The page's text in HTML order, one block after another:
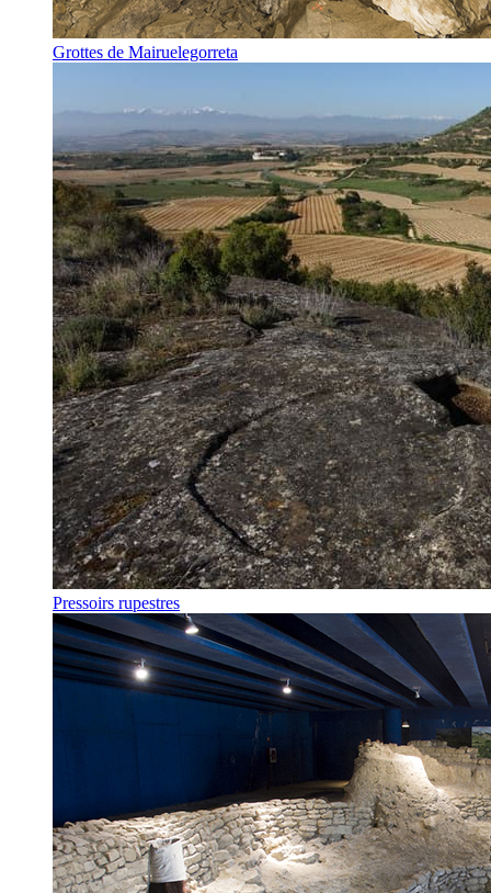
Grottes de Mairuelegorreta
Pressoirs rupestres